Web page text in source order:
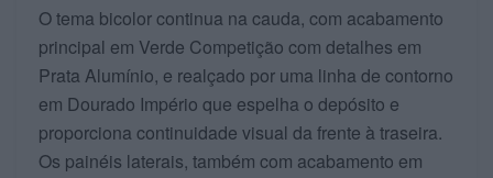
O tema bicolor continua na cauda, com acabamento
principal em Verde Competição com detalhes em
Prata Alumínio, e realçado por uma linha de contorno
em Dourado Império que espelha o depósito e
proporciona continuidade visual da frente à traseira.
Os painéis laterais, também com acabamento em